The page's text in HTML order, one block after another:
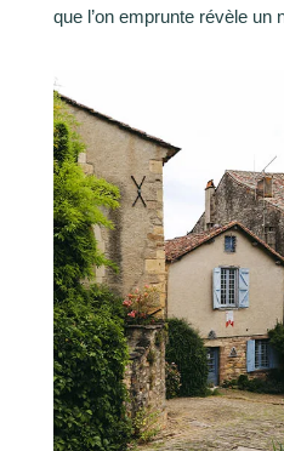
que l’on emprunte révèle un